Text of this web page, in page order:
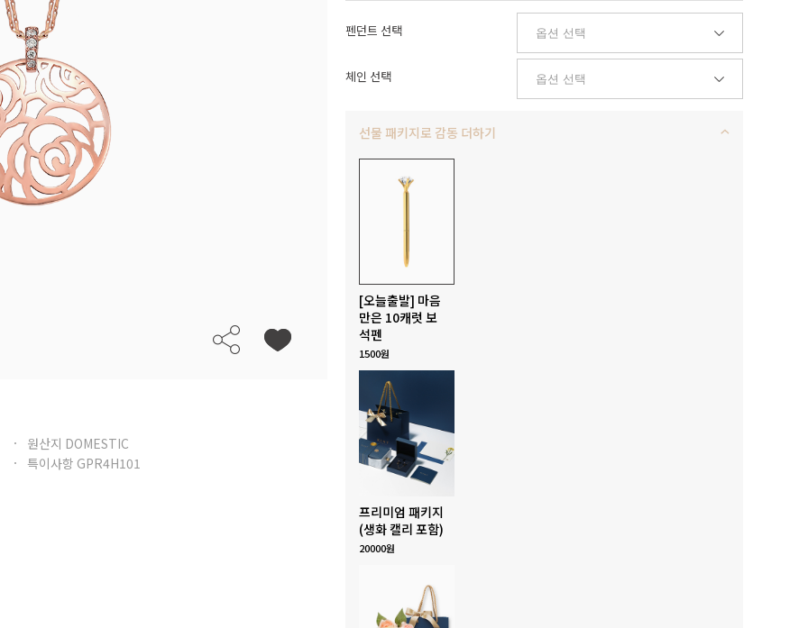
원산지 DOMESTIC
특이사항 GPR4H101
펜던트 선택
체인 선택
선물 패키지로 감동 더하기
[오늘출발] 마음
만은 10캐럿 보
석펜
1500원
프리미엄 패키지
(생화 캘리 포함)
20000원